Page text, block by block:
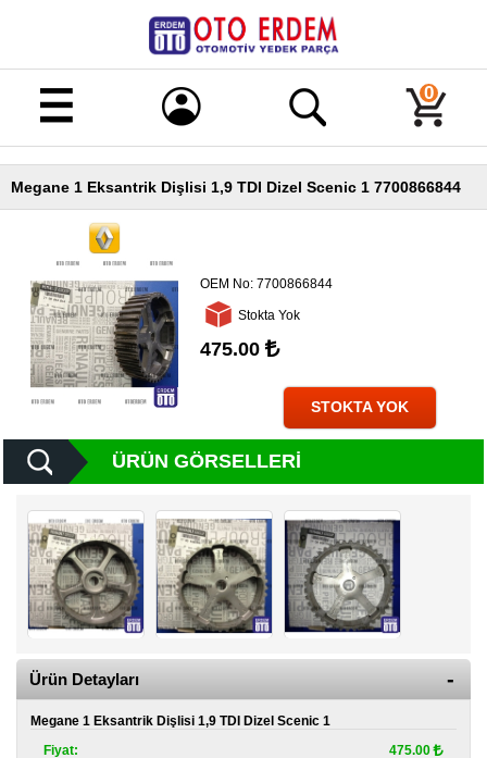
Merhaba!
Giriş
Kayıt
Ana
Kampanyalı
Ürünler
Tüm
Ürünler
Banka
Hesapları
İletişim
Kategoriler
Renault
Yedek
Parça
Fiat
Parça
TOFAŞ
Yedek
0
Megane 1 Eksantrik Dişlisi 1,9 TDI Dizel Scenic 1 7700866844
OEM No:7700866844
Stokta Yok
475.00
STOKTA YOK
ÜRÜN GÖRSELLERI
Ürün Detayları
Megane 1 Eksantrik Dişlisi 1,9 TDI Dizel Scenic 1
Fiyat:
475.00